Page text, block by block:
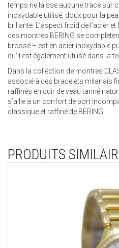
temps ne laisse aucune trace sur
inoxydable utilisé, doux pour la
brillante. L’aspect froid de l’acier
des montres BERING se
brossé – est en acier inoxydable
qu’il est également utilisé dans la
Dans la collection de montres
associé à des bracelets milanais
raffinés en cuir de veau tanné
s’allie à un confort de port
classique et raffiné de BERING.
PRODUITS